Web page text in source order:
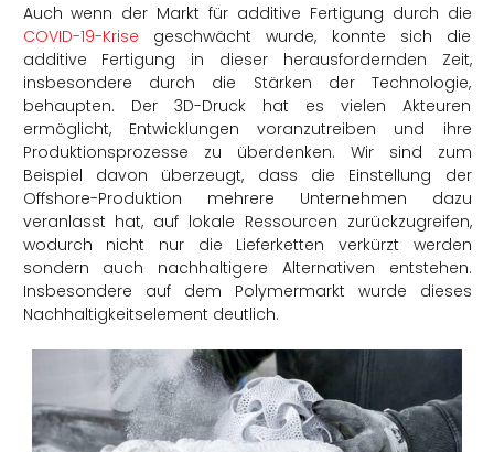
Auch wenn der Markt für additive Fertigung durch die
COVID-19-Krise geschwächt wurde, konnte sich die
additive Fertigung in dieser herausfordernden Zeit,
insbesondere durch die Stärken der Technologie,
behaupten. Der 3D-Druck hat es vielen Akteuren
ermöglicht, Entwicklungen voranzutreiben und ihre
Produktionsprozesse zu überdenken. Wir sind zum
Beispiel davon überzeugt, dass die Einstellung der
Offshore-Produktion mehrere Unternehmen dazu
veranlasst hat, auf lokale Ressourcen zurückzugreifen,
wodurch nicht nur die Lieferketten verkürzt werden
sondern auch nachhaltigere Alternativen entstehen.
Insbesondere auf dem Polymermarkt wurde dieses
Nachhaltigkeitselement deutlich.